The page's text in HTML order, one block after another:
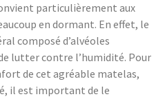
particulièrement aux
en dormant. En effet, le
composé d’alvéoles
lutter contre l’humidité. Pour
de cet agréable matelas,
il est important de le